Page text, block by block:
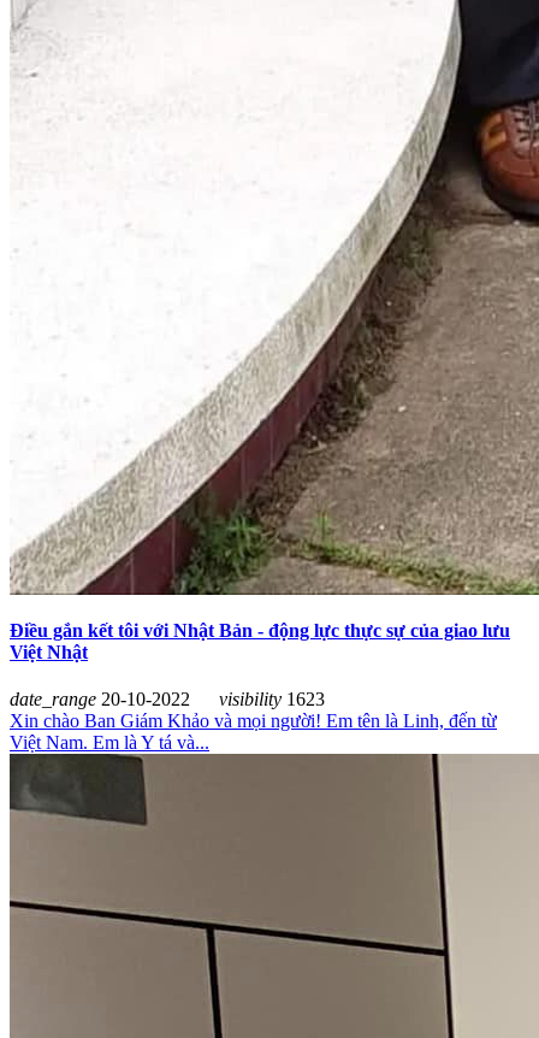
Điều gắn kết tôi với Nhật Bản - động lực thực sự của giao lưu
Việt Nhật
date_range 20-10-2022 visibility 1623
Xin chào Ban Giám Khảo và mọi người! Em tên là Linh, đến từ
Việt Nam. Em là Y tá và...